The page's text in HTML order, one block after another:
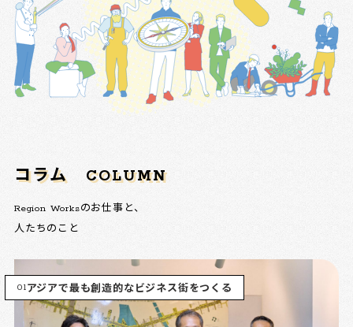
コラム COLUMN
Region Worksのお仕事と、
人たちのこと
01アジアで最も創造的なビジネス街をつくる